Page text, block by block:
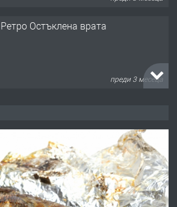
Ретро Остъклена врата
преди 3 месеца
преди 10 месеца
Професионална броячна машина -
със сертификат от ЕЦБ